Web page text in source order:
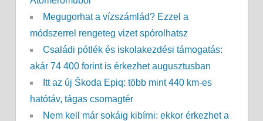
Megugorhat a vízszámlád? Ezzel a
módszerrel rengeteg vizet spórolhatsz
Családi pótlék és iskolakezdési támogatás:
akár 74 400 forint is érkezhet augusztusban
Itt az új Škoda Epiq: több mint 440 km-es
hatótáv, tágas csomagtér
Nem kell már sokáig kibírni: ekkor érkezhet a